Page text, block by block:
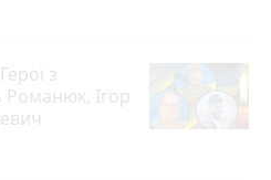
з
Ігор